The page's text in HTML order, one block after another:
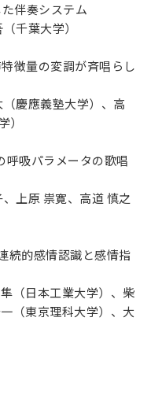
伴奏システム
千葉大学）
徴量の変調が斉唱らし
慶應義塾大学）、高
）
呼吸パラメータの歌唱
上原 祟寛、高道 慎之
続的感情認識と感情指
（日本工業大学）、柴
（東京理科大学）、大